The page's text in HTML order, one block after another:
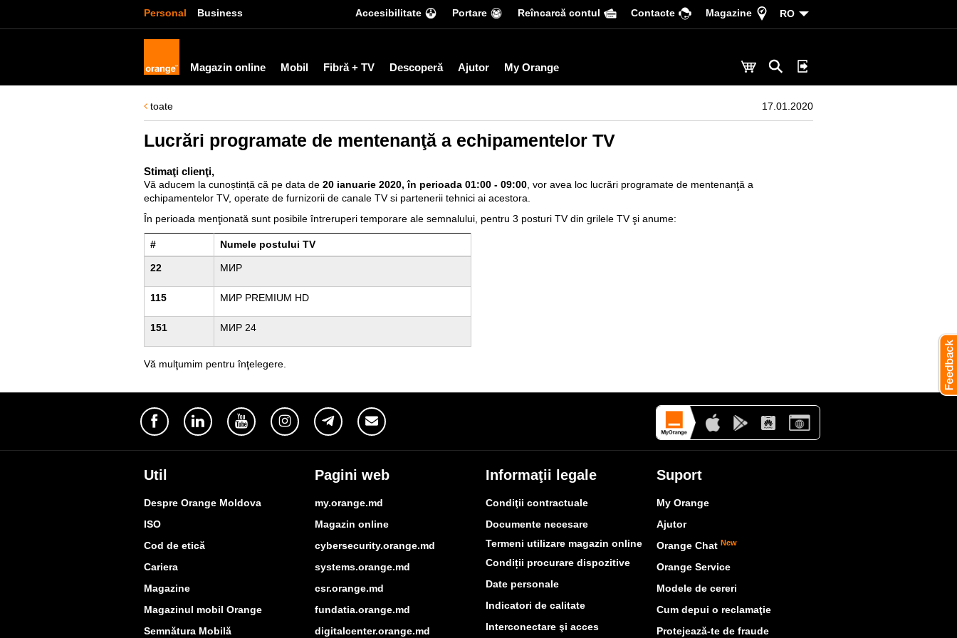
Personal Business Accesibilitate Portare Reîncarcă contul Сontacte Magazine RO
Magazin online Mobil Fibră + TV Descoperă Ajutor My Orange
toate 17.01.2020
Lucrări programate de mentenanţă a echipamentelor TV
Stimaţi clienţi,
Vă aducem la cunoștință că pe data de 20 ianuarie 2020, în perioada 01:00 - 09:00 , vor avea loc lucrări programate de mentenanţă a
echipamentelor TV, operate de furnizorii de canale TV si partenerii tehnici ai acestora.
În perioada menţionată sunt posibile întreruperi temporare ale semnalului, pentru 3 posturi TV din grilele TV şi anume:
# Numele postului TV
22 МИР
115 МИР PREMIUM HD
151 МИР 24
Vă mulţumim pentru înţelegere.
Util
Despre Orange Moldova
ISO
Cod de etică
Cariera
Magazine
Magazinul mobil Orange
Semnătura Mobilă
Pagini web
my.orange.md
Magazin online
cybersecurity.orange.md
systems.orange.md
csr.orange.md
fundatia.orange.md
digitalcenter.orange.md
Informaţii legale
Condiţii contractuale
Documente necesare
Termeni utilizare magazin online
Condiții procurare dispozitive
Date personale
Indicatori de calitate
Interconectare şi acces
Suport
My Orange
Ajutor
Orange Chat New
Orange Service
Modele de cereri
Cum depui o reclamaţie
Protejează-te de fraude